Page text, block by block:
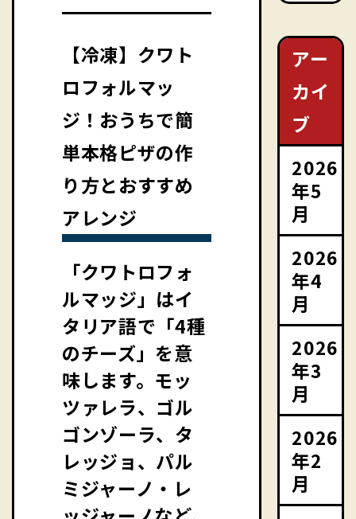
【冷凍】クワト
ロフォルマッ
ジ！おうちで簡
単本格ピザの作
り方とおすすめ
アレンジ
「クワトロフォ
ルマッジ」はイ
タリア語で「4種
のチーズ」を意
味します。モッ
ツァレラ、ゴル
ゴンゾーラ、タ
レッジョ、パル
ミジャーノ・レ
アー
カイ
ブ
2026
年5
月
2026
年4
月
2026
年3
月
2026
年2
月